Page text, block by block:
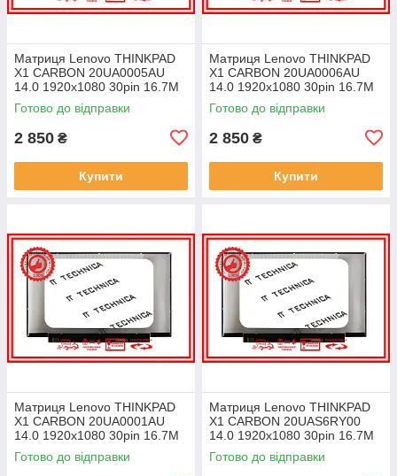
Матриця Lenovo THINKPAD
X1 CARBON 20UA0005AU
14.0 1920x1080 30pin 16.7M
45% NTSC 300 cd/m² для
ноутбука
Готово до відправки
2 850 ₴
Купити
Матриця Lenovo THINKPAD
X1 CARBON 20UA0006AU
14.0 1920x1080 30pin 16.7M
45% NTSC 300 cd/m² для
ноутбука
Готово до відправки
2 850 ₴
Купити
Матриця Lenovo THINKPAD
X1 CARBON 20UA0001AU
14.0 1920x1080 30pin 16.7M
45% NTSC 300 cd/m² для
ноутбука
Готово до відправки
Матриця Lenovo THINKPAD
X1 CARBON 20UAS6RY00
14.0 1920x1080 30pin 16.7M
45% NTSC 300 cd/m² для
ноутбука
Готово до відправки